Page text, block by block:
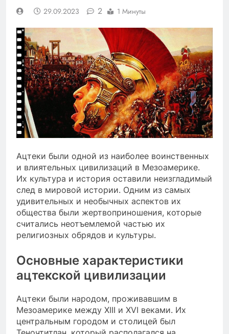
29.09.2023 2 1 Минуты
Ацтеки были одной из наиболее воинственных
и влиятельных цивилизаций в Мезоамерике.
Их культура и история оставили неизгладимый
след в мировой истории. Одним из самых
удивительных и необычных аспектов их
общества были жертвоприношения, которые
считались неотъемлемой частью их
религиозных обрядов и культуры.
Основные характеристики
ацтекской цивилизации
Ацтеки были народом, проживавшим в
Мезоамерике между XIII и XVI веками. Их
центральным городом и столицей был